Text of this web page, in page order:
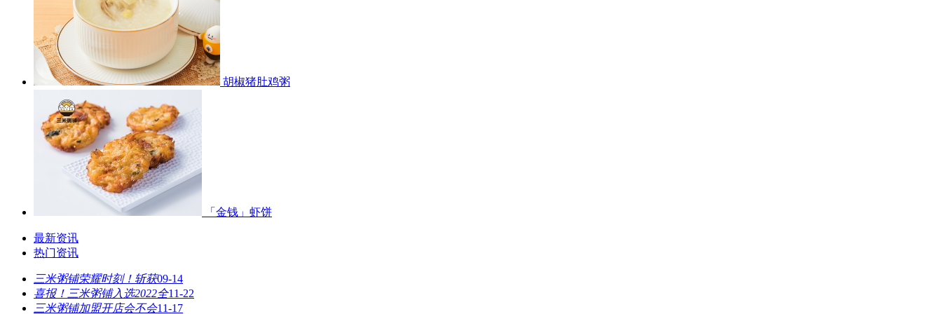
胡椒猪肚鸡粥
「金钱」虾饼
最新资讯
热门资讯
三米粥铺荣耀时刻！斩获09-14
喜报！三米粥铺入选2022全11-22
三米粥铺加盟开店会不会11-17